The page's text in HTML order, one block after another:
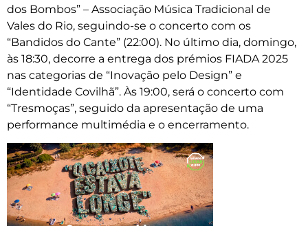
dos Bombos” – Associação Música Tradicional de
Vales do Rio, seguindo-se o concerto com os
“Bandidos do Cante” (22:00). No último dia, domingo,
às 18:30, decorre a entrega dos prémios FIADA 2025
nas categorias de “Inovação pelo Design” e
“Identidade Covilhã”. Às 19:00, será o concerto com
“Tresmoças”, seguido da apresentação de uma
performance multimédia e o encerramento.